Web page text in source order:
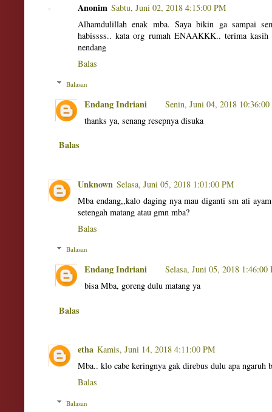
Anonim Sabtu, Juni 02, 2018 4:15:00 PM
Alhamdulillah enak mba. Saya bikin ga sampai
habissss.. kata org rumah ENAAKKK.. terima kasih
nendang
Balas
Balasan
Endang Indriani
Senin, Juni 04, 2018
thanks ya, senang resepnya disuka
Balas
Unknown Selasa, Juni 05, 2018 1:01:00 PM
Mba endang,,kalo daging nya mau diganti sm ati
setengah matang atau gmn mba?
Balas
Balasan
Endang Indriani
Selasa, Juni 05, 2018 1:46:00
bisa Mba, goreng dulu matang ya
Balas
etha Kamis, Juni 14, 2018 4:11:00 PM
Mba.. klo cabe keringnya gak direbus dulu apa ngaruh
Balas
Balasan